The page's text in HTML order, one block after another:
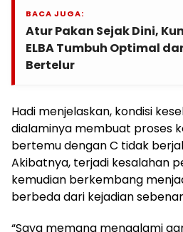
BACA JUGA:
Atur Pakan Sejak Dini,
ELBA Tumbuh Optimal
Bertelur
Hadi menjelaskan, kondisi
dialaminya membuat proses
bertemu dengan C tidak
Akibatnya, terjadi kesalahan
kemudian berkembang
berbeda dari kejadian
“Saya memang mengalami